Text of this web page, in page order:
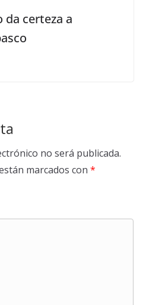
certeza a
no será publicada.
marcados con *